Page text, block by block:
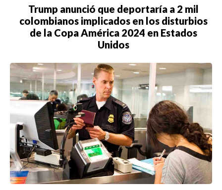
Trump anunció que deportaría a 2 mil
colombianos implicados en los disturbios
de la Copa América 2024 en Estados
Unidos